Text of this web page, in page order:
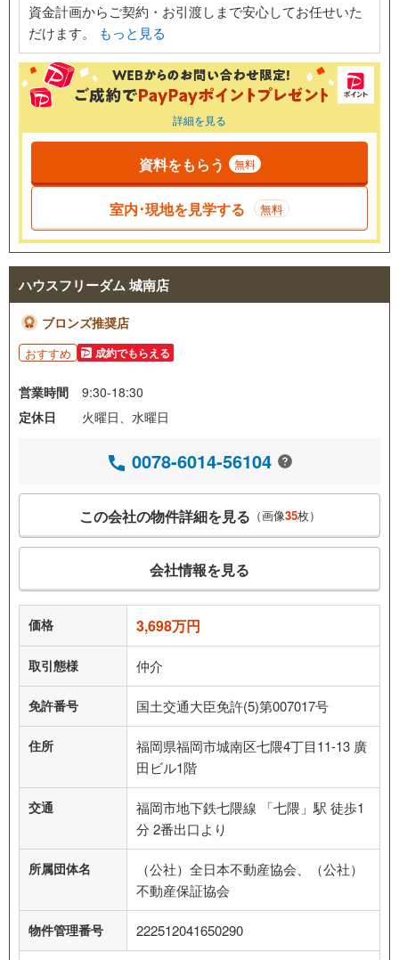
資金計画からご契約・お引渡しまで安心してお任せいた
だけます。 もっと見る
詳細を見る
資料をもらう 無料
室内･現地を見学する 無料
ハウスフリーダム 城南店
ブロンズ推奨店
おすすめ 成約でもらえる
営業時間
9:30-18:30
定休日
火曜日、水曜日
0078-6014-56104
この会社の物件詳細を見る （画像35枚）
会社情報を見る
価格 3,698万円
取引態様 仲介
免許番号 国土交通大臣免許(5)第007017号
住所
福岡県福岡市城南区七隈4丁目11-13 廣
田ビル1階
交通
福岡市地下鉄七隈線 「七隈」駅 徒歩1
分 2番出口より
所属団体名
（公社）全日本不動産協会、（公社）
不動産保証協会
物件管理番号 222512041650290